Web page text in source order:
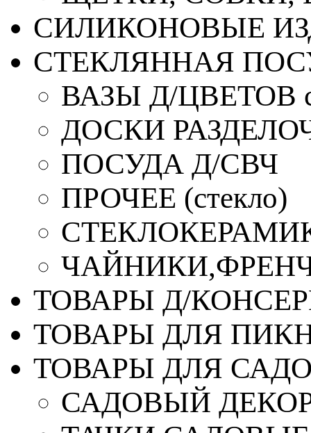
СИЛИКОНОВЫЕ
СТЕКЛЯННАЯ
ВАЗЫ Д/ЦВЕТОВ
ДОСКИ
ПОСУДА Д/СВЧ
ПРОЧЕЕ (стекло)
ТОВАРЫ Д/
ТОВАРЫ ДЛЯ
ТОВАРЫ ДЛЯ
САДОВЫЙ